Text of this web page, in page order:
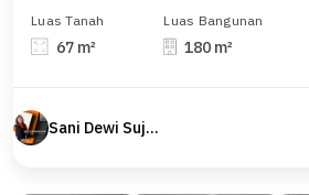
Luas Tanah
67 m²
Luas Bangunan
180 m²
Sani Dewi Sujono